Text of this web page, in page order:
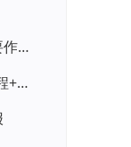
信息化技术在学校管理中的重要作用 ——以贵州省威宁民族中学和校园使用等为例
校企合作育人模式下的“专业课程+思政教育+党建活动”交叉融合的课程思政教学探索与实践